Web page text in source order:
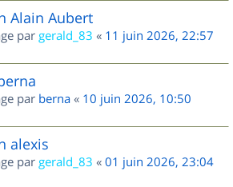
Alain Aubert
par gerald_83 « 11 juin 2026, 22:57
par berna « 10 juin 2026, 10:50
alexis
par gerald_83 « 01 juin 2026, 23:04